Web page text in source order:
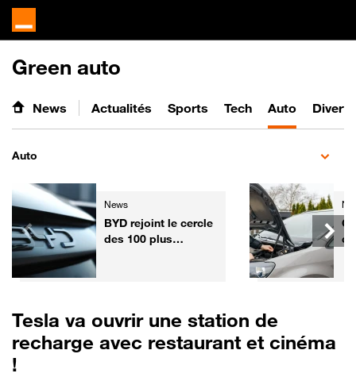
Green auto
News Actualités Sports Tech Auto
Auto
News
BYD rejoint le cercle
des 100 plus
Tesla va ouvrir une station de
recharge avec restaurant et cinéma
!